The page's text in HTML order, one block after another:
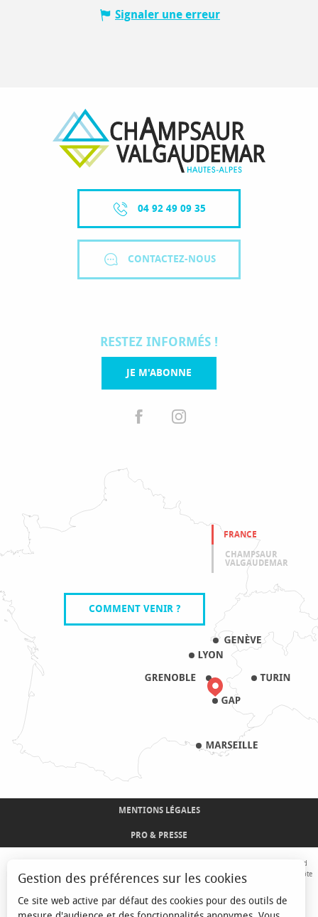
Signaler une erreur
04 92 49 09 35
CONTACTEZ-NOUS
RESTEZ INFORMÉS !
JE M'ABONNE
FRANCE
CHAMPSAUR
VALGAUDEMAR
COMMENT VENIR ?
MENTIONS LÉGALES
PRO & PRESSE
Avec le concours de l'Union Européenne. L'Europe s'engage sur le Massif Alpin avec le fond
Européen de Développement Régional. Co-financé par le Conseil Régional Provence-Alpes-Côte
d'Azur et l'Etat, Commissariat Général des Territoires - FNADT - CIMA
Gestion des préférences sur les cookies
Ce site web active par défaut des cookies pour des outils de